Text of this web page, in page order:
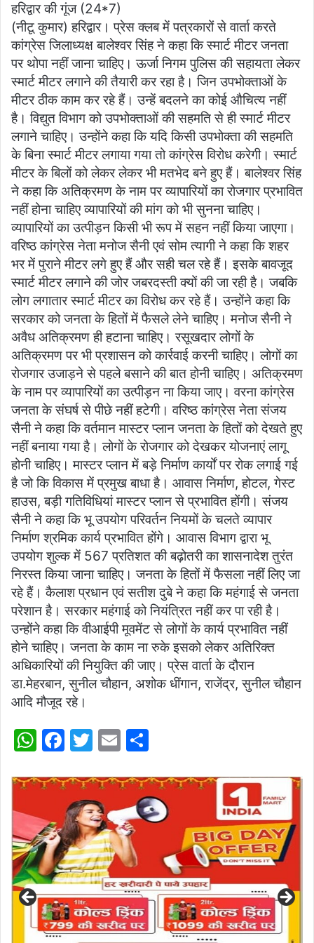
at
s
A
p
p
c
e
b
o
o
k
itt
er
ai
l
ar
e
हरिद्वार की गूंज (24*7)
(नीटू कुमार) हरिद्वार। प्रेस क्लब में पत्रकारों से वार्ता करते
कांग्रेस जिलाध्यक्ष बालेश्वर सिंह ने कहा कि स्मार्ट मीटर जनता
पर थोपा नहीं जाना चाहिए। ऊर्जा निगम पुलिस की सहायता लेकर
स्मार्ट मीटर लगाने की तैयारी कर रहा है। जिन उपभोक्ताओं के
मीटर ठीक काम कर रहे हैं। उन्हें बदलने का कोई औचित्य नहीं
है। विद्युत विभाग को उपभोक्ताओं की सहमति से ही स्मार्ट मीटर
लगाने चाहिए। उन्होंने कहा कि यदि किसी उपभोक्ता की सहमति
के बिना स्मार्ट मीटर लगाया गया तो कांग्रेस विरोध करेगी। स्मार्ट
मीटर के बिलों को लेकर लेकर भी मतभेद बने हुए हैं। बालेश्वर सिंह
ने कहा कि अतिक्रमण के नाम पर व्यापारियों का रोजगार प्रभावित
नहीं होना चाहिए व्यापारियों की मांग को भी सुनना चाहिए।
व्यापारियों का उत्पीड़न किसी भी रूप में सहन नहीं किया जाएगा।
वरिष्ठ कांग्रेस नेता मनोज सैनी एवं सोम त्यागी ने कहा कि शहर
भर में पुराने मीटर लगे हुए हैं और सही चल रहे हैं। इसके बावजूद
स्मार्ट मीटर लगाने की जोर जबरदस्ती क्यों की जा रही है। जबकि
लोग लगातार स्मार्ट मीटर का विरोध कर रहे हैं। उन्होंने कहा कि
सरकार को जनता के हितों में फैसले लेने चाहिए। मनोज सैनी ने
अवैध अतिक्रमण ही हटाना चाहिए। रसूखदार लोगों के
अतिक्रमण पर भी प्रशासन को कार्रवाई करनी चाहिए। लोगों का
रोजगार उजाड़ने से पहले बसाने की बात होनी चाहिए। अतिक्रमण
के नाम पर व्यापारियों का उत्पीड़न ना किया जाए। वरना कांग्रेस
जनता के संघर्ष से पीछे नहीं हटेगी। वरिष्ठ कांग्रेस नेता संजय
सैनी ने कहा कि वर्तमान मास्टर प्लान जनता के हितों को देखते हुए
नहीं बनाया गया है। लोगों के रोजगार को देखकर योजनाएं लागू
होनी चाहिए। मास्टर प्लान में बड़े निर्माण कार्यों पर रोक लगाई गई
है जो कि विकास में प्रमुख बाधा है। आवास निर्माण, होटल, गेस्ट
हाउस, बड़ी गतिविधियां मास्टर प्लान से प्रभावित होंगी। संजय
सैनी ने कहा कि भू उपयोग परिवर्तन नियमों के चलते व्यापार
निर्माण श्रमिक कार्य प्रभावित होंगे। आवास विभाग द्वारा भू
उपयोग शुल्क में 567 प्रतिशत की बढ़ोतरी का शासनादेश तुरंत
निरस्त किया जाना चाहिए। जनता के हितों में फैसला नहीं लिए जा
रहे हैं। कैलाश प्रधान एवं सतीश दुबे ने कहा कि महंगाई से जनता
परेशान है। सरकार महंगाई को नियंत्रित नहीं कर पा रही है।
उन्होंने कहा कि वीआईपी मूवमेंट से लोगों के कार्य प्रभावित नहीं
होने चाहिए। जनता के काम ना रुके इसको लेकर अतिरिक्त
अधिकारियों की नियुक्ति की जाए। प्रेस वार्ता के दौरान
डा.मेहरबान, सुनील चौहान, अशोक धींगान, राजेंद्र, सुनील चौहान
आदि मौजूद रहे।
W
at
A
p
p
F
c
e
b
o
o
k
T
itt
er
E
ai
l
ar
e